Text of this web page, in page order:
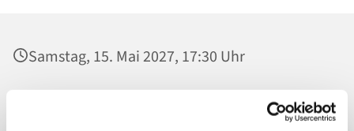
Samstag, 15. Mai 2027, 17:30 Uhr
St. Josef - Berlin-Weißensee, Pfarrkirche,